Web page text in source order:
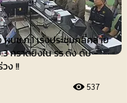
บช.ภ.1 เร่งประชุมคลี่คลาย
กราดยิงใน รร.ดัง ดับ -
วง !!
537